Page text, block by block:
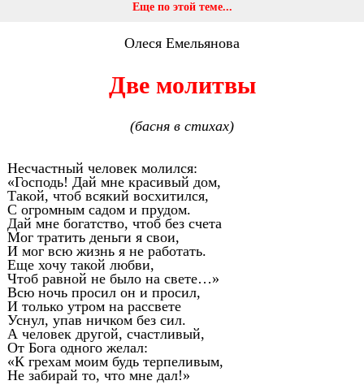
Еще по этой теме...
Олеся Емельянова
Две молитвы
(басня в стихах)
Несчастный человек молился:
«Господь! Дай мне красивый дом,
Такой, чтоб всякий восхитился,
С огромным садом и прудом.
Дай мне богатство, чтоб без счета
Мог тратить деньги я свои,
И мог всю жизнь я не работать.
Еще хочу такой любви,
Чтоб равной не было на свете…»
Всю ночь просил он и просил,
И только утром на рассвете
Уснул, упав ничком без сил.
А человек другой, счастливый,
От Бога одного желал:
«К грехам моим будь терпеливым,
Не забирай то, что мне дал!»